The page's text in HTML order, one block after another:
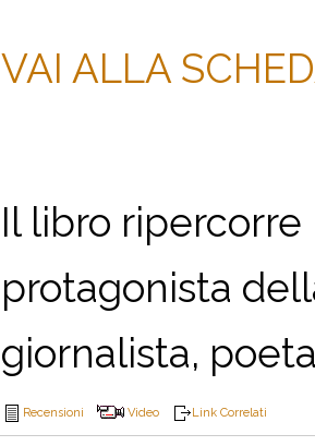
VAI ALLA
Il libro
protagonista
giornalista,
Recensioni Video Link Correlati